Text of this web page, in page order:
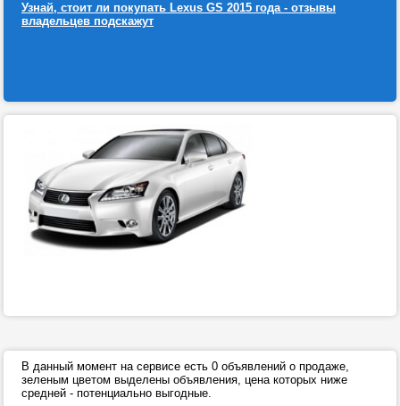
Узнай, стоит ли покупать Lexus GS 2015 года - отзывы
владельцев подскажут
В данный момент на сервисе есть 0 объявлений о продаже,
зеленым цветом выделены объявления, цена которых ниже
средней - потенциально выгодные.